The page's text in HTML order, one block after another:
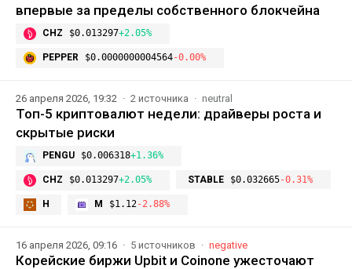
впервые за пределы собственного блокчейна
CHZ $0.013297+2.05%
PEPPER $0.0000000004564-0.00%
26 апреля 2026, 19:32 2 источника neutral
Топ-5 криптовалют недели: драйверы роста и
скрытые риски
PENGU $0.006318+1.36%
CHZ $0.013297+2.05% STABLE $0.032665-0.31%
H M $1.12-2.88%
16 апреля 2026, 09:16 5 источников negative
Корейские биржи Upbit и Coinone ужесточают